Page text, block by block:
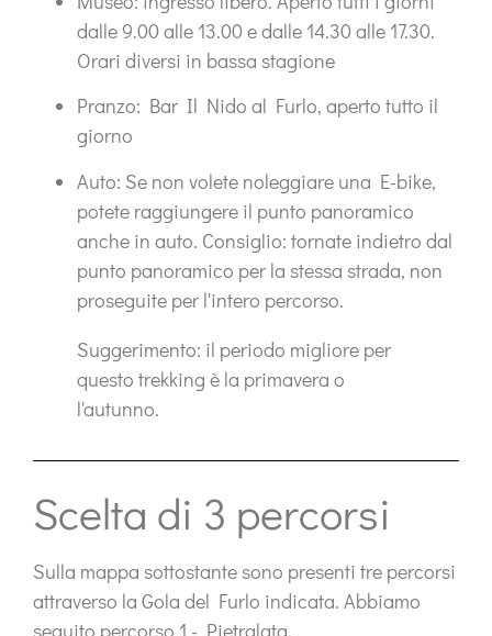
dalle 9.00 alle 13.00 e dalle 14.30 alle 17.30.
Orari diversi in bassa stagione
Pranzo: Bar Il Nido al Furlo, aperto tutto il
giorno
Auto: Se non volete noleggiare una E-bike,
potete raggiungere il punto panoramico
anche in auto. Consiglio: tornate indietro dal
punto panoramico per la stessa strada, non
proseguite per l'intero percorso.
Suggerimento: il periodo migliore per
questo trekking è la primavera o
l'autunno.
Scelta di 3 percorsi
Sulla mappa sottostante sono presenti tre percorsi
attraverso la Gola del Furlo indicata. Abbiamo
seguito percorso 1 - Pietralata.